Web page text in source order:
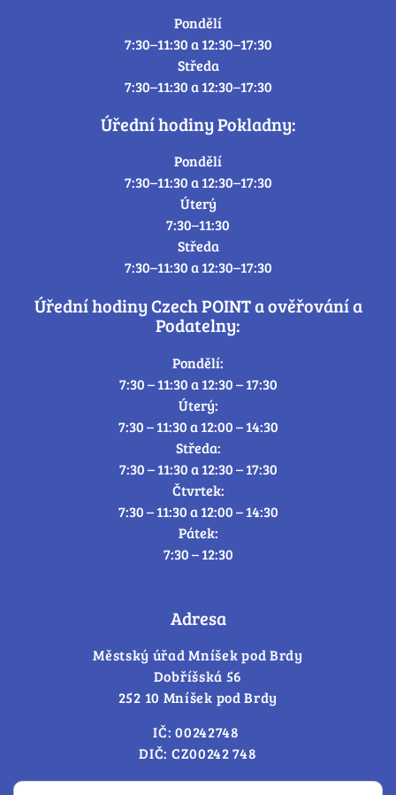
Pondělí
7:30–11:30 a 12:30–17:30
Středa
7:30–11:30 a 12:30–17:30
Úřední hodiny Pokladny:
Pondělí
7:30–11:30 a 12:30–17:30
Úterý
7:30–11:30
Středa
7:30–11:30 a 12:30–17:30
Úřední hodiny Czech POINT a ověřování a
Podatelny:
Pondělí:
7:30 – 11:30 a 12:30 – 17:30
Úterý:
7:30 – 11:30 a 12:00 – 14:30
Středa:
7:30 – 11:30 a 12:30 – 17:30
Čtvrtek:
7:30 – 11:30 a 12:00 – 14:30
Pátek:
7:30 – 12:30
Adresa
Městský úřad Mníšek pod Brdy
Dobříšská 56
252 10 Mníšek pod Brdy
IČ: 00242748
DIČ: CZ00242 748
Cookies – změna souhlasu